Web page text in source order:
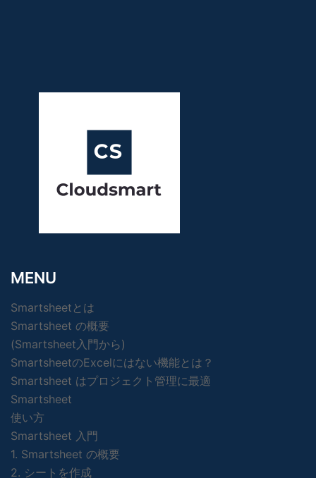
MENU
Smartsheetとは
Smartsheet の概要
(Smartsheet入門から)
SmartsheetのExcelにはない機能とは？
Smartsheet はプロジェクト管理に最適
Smartsheet
使い方
Smartsheet 入門
1. Smartsheet の概要
2. シートを作成